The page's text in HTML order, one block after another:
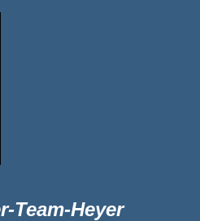
Team-Heyer